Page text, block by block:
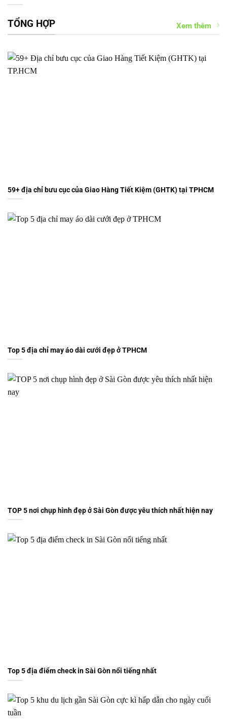
TỔNG HỢP Xem thêm
59+ địa chỉ bưu cục của Giao Hàng Tiết Kiệm (GHTK) tại TPHCM
Top 5 địa chỉ may áo dài cưới đẹp ở TPHCM
TOP 5 nơi chụp hình đẹp ở Sài Gòn được yêu thích nhất hiện nay
Top 5 địa điểm check in Sài Gòn nổi tiếng nhất